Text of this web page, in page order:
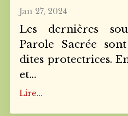
Jan 27, 2024
Les dernières
Parole Sacrée
dites protectrices.
et...
Lire...